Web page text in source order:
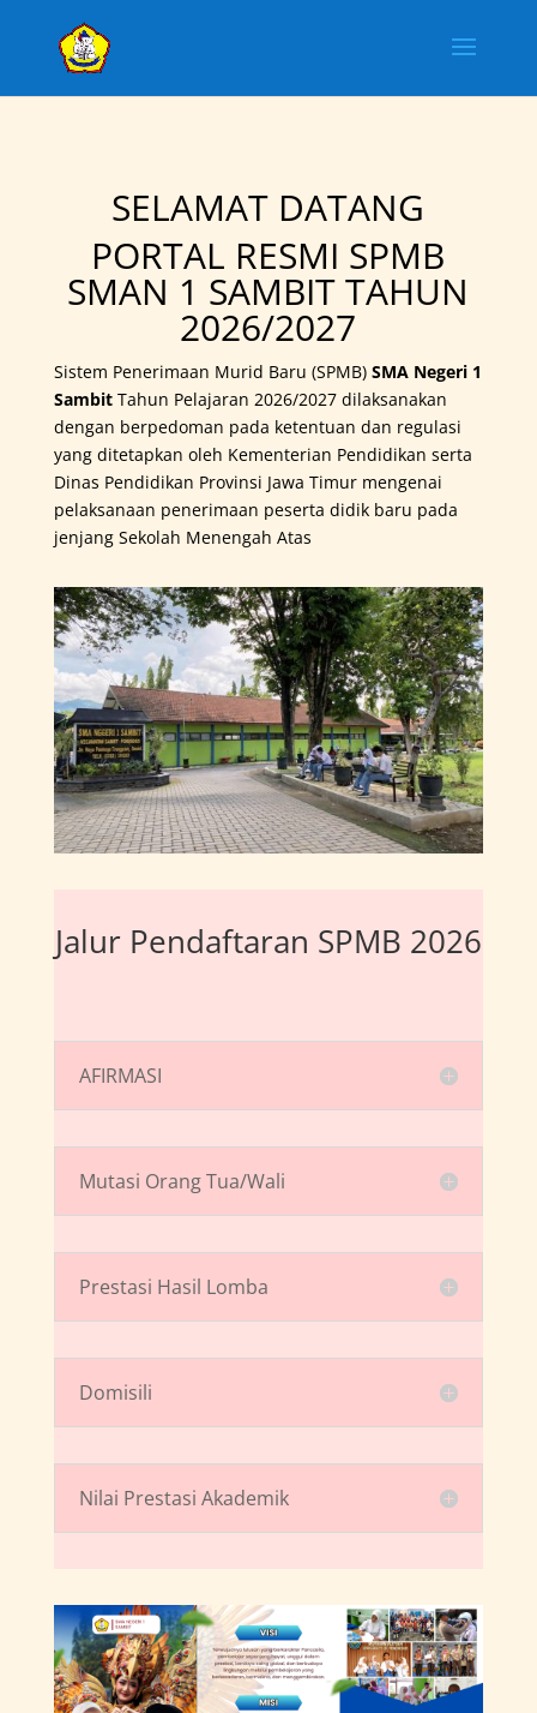
SELAMAT DATANG
PORTAL RESMI SPMB
SMAN 1 SAMBIT TAHUN
2026/2027
Sistem Penerimaan Murid Baru (SPMB) SMA Negeri 1
SambitTahun Pelajaran 2026/2027 dilaksanakan
dengan berpedoman pada ketentuan dan regulasi
yang ditetapkan oleh Kementerian Pendidikan serta
Dinas Pendidikan Provinsi Jawa Timur mengenai
pelaksanaan penerimaan peserta didik baru pada
jenjang Sekolah Menengah Atas
Jalur Pendaftaran SPMB 2026
AFIRMASI
Mutasi Orang Tua/Wali
Prestasi Hasil Lomba
Domisili
Nilai Prestasi Akademik